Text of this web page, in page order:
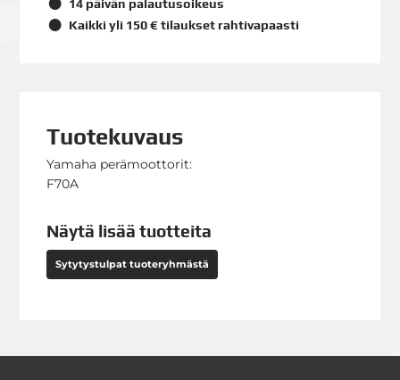
14 päivän palautusoikeus
Kaikki yli 150 € tilaukset rahtivapaasti
Tuotekuvaus
Yamaha perämoottorit:
F70A
Näytä lisää tuotteita
Sytytystulpat tuoteryhmästä